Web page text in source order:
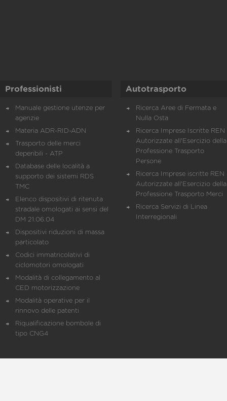
Professionisti
Manuale gestione utenze per
agenzie
Materia ADR-RID-ADN
Trasporto delle merci
deperibili - ATP
Database delle località a
supporto dei sistemi RDS
TMC
Elenco dispositivi di ritenuta
stradale omologati ai sensi del
DM 21.06.04
Dispositivi riduzioni di massa
particolato
Codici immatricolativi di
ciclomotori omologati
Modalità di collegamento al
CED motorizzazione
Modalità operative per il
rinnovo delle patenti
Riqualificazione bombole di
tipo CNG4
Autotrasporto
Ricerca Aree di Fermata e
Nulla Osta
Ricerca Imprese Iscritte REN
Autorizzate all'Esercizio della
Professione Trasporto
Persone
Ricerca Imprese iscritte REN
Autorizzate all'Esercizio della
Professione Trasporto Merci
Ricerca Servizi di Linea
Interregionali